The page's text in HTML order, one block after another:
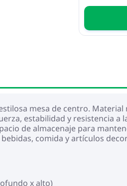
mesa de centro.
estabilidad y resistencia a
de almacenaje para
comida y artículos
x alto)